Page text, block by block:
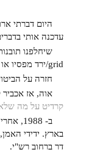
היום דברתי
עדכנה אותי
grid/ירד מפסיו או שמעולם לא היה עליהם – נקטה ב'פָּרוּם'.
חזרה על
אוה, אז
קרדיט על מה
ב-
בארץ. ידידי
דר ברחוב רש"י.